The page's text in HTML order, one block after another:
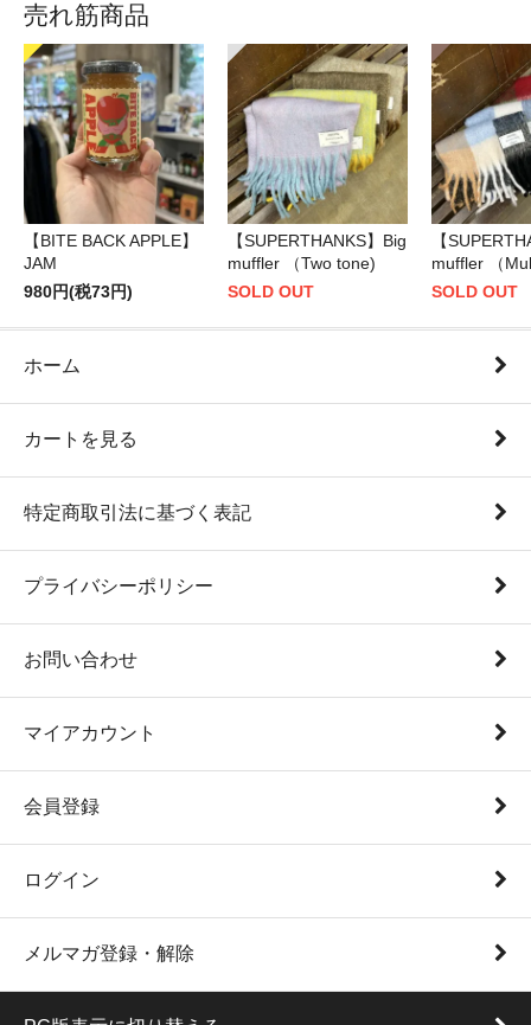
売れ筋商品
【BITE BACK APPLE】
JAM
980円(税73円)
【SUPERTHANKS】Big
muffler （Two tone)
SOLD OUT
【
muffler （
SOLD OUT
ホーム
カートを見る
特定商取引法に基づく表記
プライバシーポリシー
お問い合わせ
マイアカウント
会員登録
ログイン
メルマガ登録・解除